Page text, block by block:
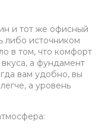
и тот же офисный
либо источником
в том, что комфорт
а фундамент
вам удобно, вы
а уровень